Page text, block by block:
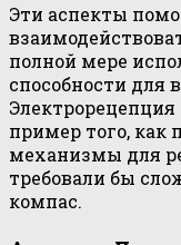
Эти аспекты
полной мере
способности для
пример того, как
механизмы для
требовали бы
компас.